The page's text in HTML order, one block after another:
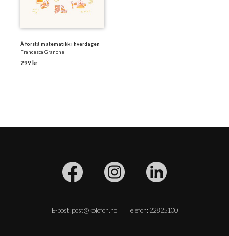
Å forstå matematikk i hverdagen
Francesca Granone
299 kr
E-post: post@kolofon.no Telefon: 22825100